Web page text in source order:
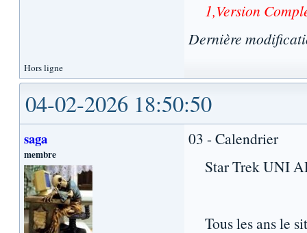
1,Version
Dernière
Hors ligne
04-02-2026 18:50:50
saga
membre
03 - Calendrier
Star Trek UNI
Tous les ans le